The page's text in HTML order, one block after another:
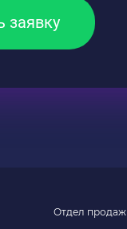
заявку
Отдел продаж